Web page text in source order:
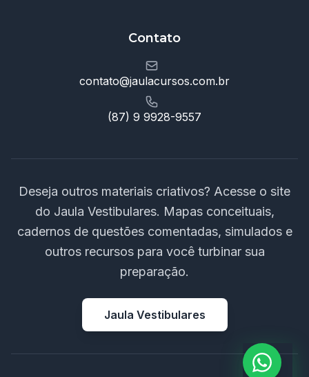
Contato
contato@jaulacursos.com.br
(87) 9 9928-9557
Deseja outros materiais criativos? Acesse o site
do Jaula Vestibulares. Mapas conceituais,
cadernos de questões comentadas, simulados e
outros recursos para você turbinar sua
preparação.
Jaula Vestibulares